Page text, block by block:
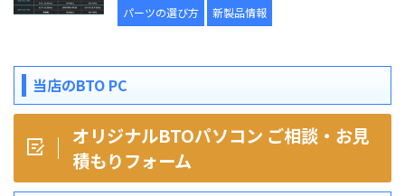
パーツの選び方 新製品情報
当店のBTO PC
オリジナルBTOパソコン ご相談・お見
積もりフォーム